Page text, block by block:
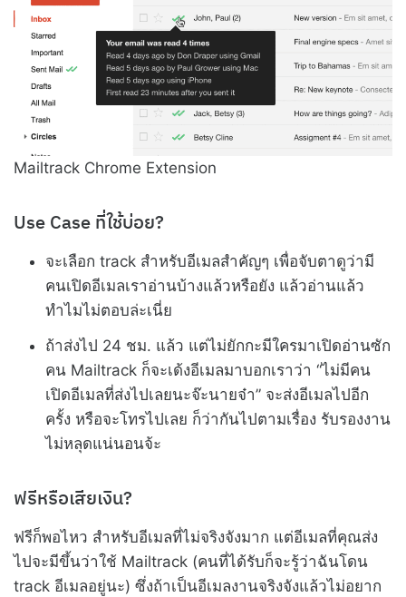
Mailtrack Chrome Extension
Use Case ที่ใช้บ่อย?
จะเลือก track สำหรับอีเมลสำคัญๆ เพื่อจับตาดูว่ามี
คนเปิดอีเมลเราอ่านบ้างแล้วหรือยัง แล้วอ่านแล้ว
ทำไมไม่ตอบล่ะเนี่ย
ถ้าส่งไป 24 ชม. แล้ว แต่ไม่ยักกะมีใครมาเปิดอ่านซัก
คน Mailtrack ก็จะเด้งอีเมลมาบอกเราว่า “ไม่มีคน
เปิดอีเมลที่ส่งไปเลยนะจ๊ะนายจ๋า” จะส่งอีเมลไปอีก
ครั้ง หรือจะโทรไปเลย ก็ว่ากันไปตามเรื่อง รับรองงาน
ไม่หลุดแน่นอนจ้ะ
ฟรีหรือเสียเงิน?
ฟรีก็พอไหว สำหรับอีเมลที่ไม่จริงจังมาก แต่อีเมลที่คุณส่ง
ไปจะมีขึ้นว่าใช้ Mailtrack (คนที่ได้รับก็จะรู้ว่าฉันโดน
track อีเมลอยู่นะ) ซึ่งถ้าเป็นอีเมลงานจริงจังแล้วไม่อยาก